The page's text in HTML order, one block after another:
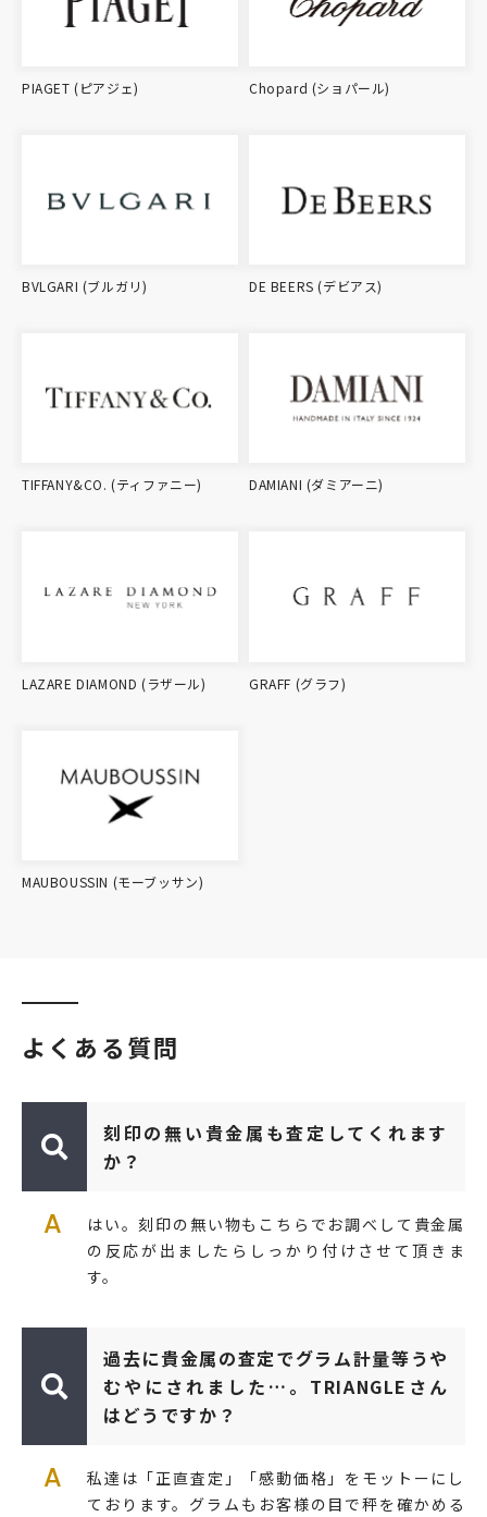
PIAGET (ピアジェ) Chopard (ショパール)
BVLGARI (ブルガリ) DE BEERS (デビアス)
TIFFANY&CO. (ティファニー) DAMIANI (ダミアーニ)
LAZARE DIAMOND (ラザール) GRAFF (グラフ)
MAUBOUSSIN (モーブッサン)
よくある質問
刻印の無い貴金属も査定してくれます
か？
A
はい。刻印の無い物もこちらでお調べして貴金属
の反応が出ましたらしっかり付けさせて頂きま
す。
過去に貴金属の査定でグラム計量等うや
むやにされました…。TRIANGLEさん
はどうですか？
A
私達は「正直査定」「感動価格」をモットーにし
ております。グラムもお客様の目で秤を確かめる